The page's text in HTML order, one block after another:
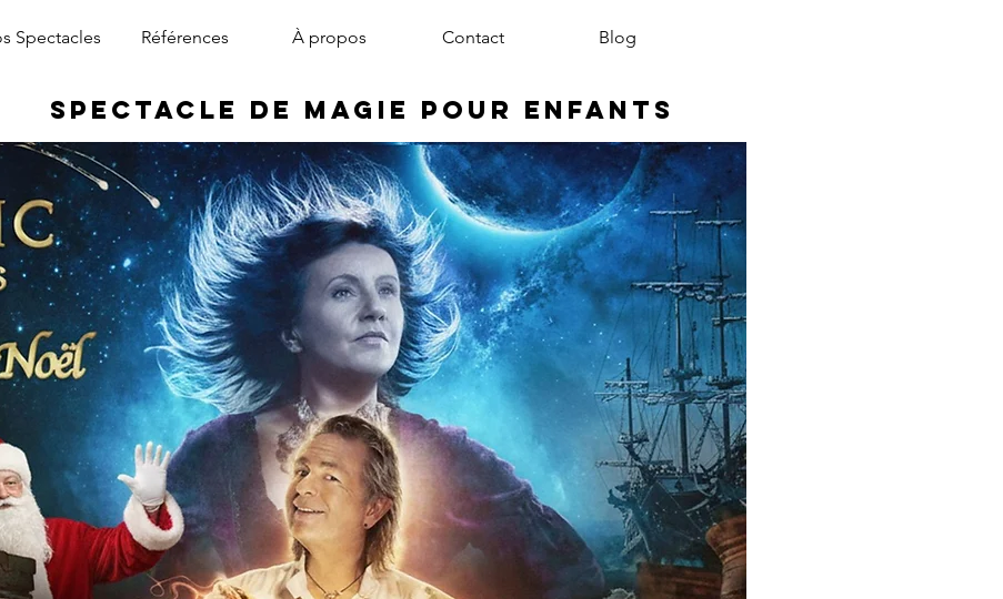
Spectacles Références À propos Contact Blog
Spectacle de Magie pour enfants
arbre de noël